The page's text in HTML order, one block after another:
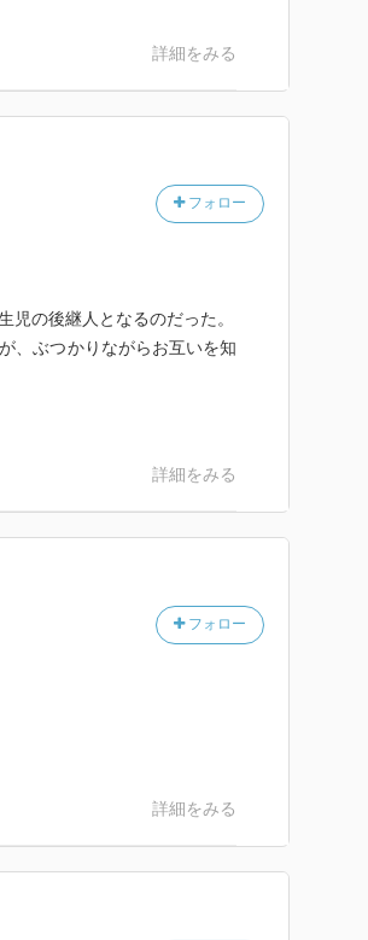
詳細をみる
フォロー
児の後継人となるのだった。
、ぶつかりながらお互いを知
詳細をみる
フォロー
詳細をみる